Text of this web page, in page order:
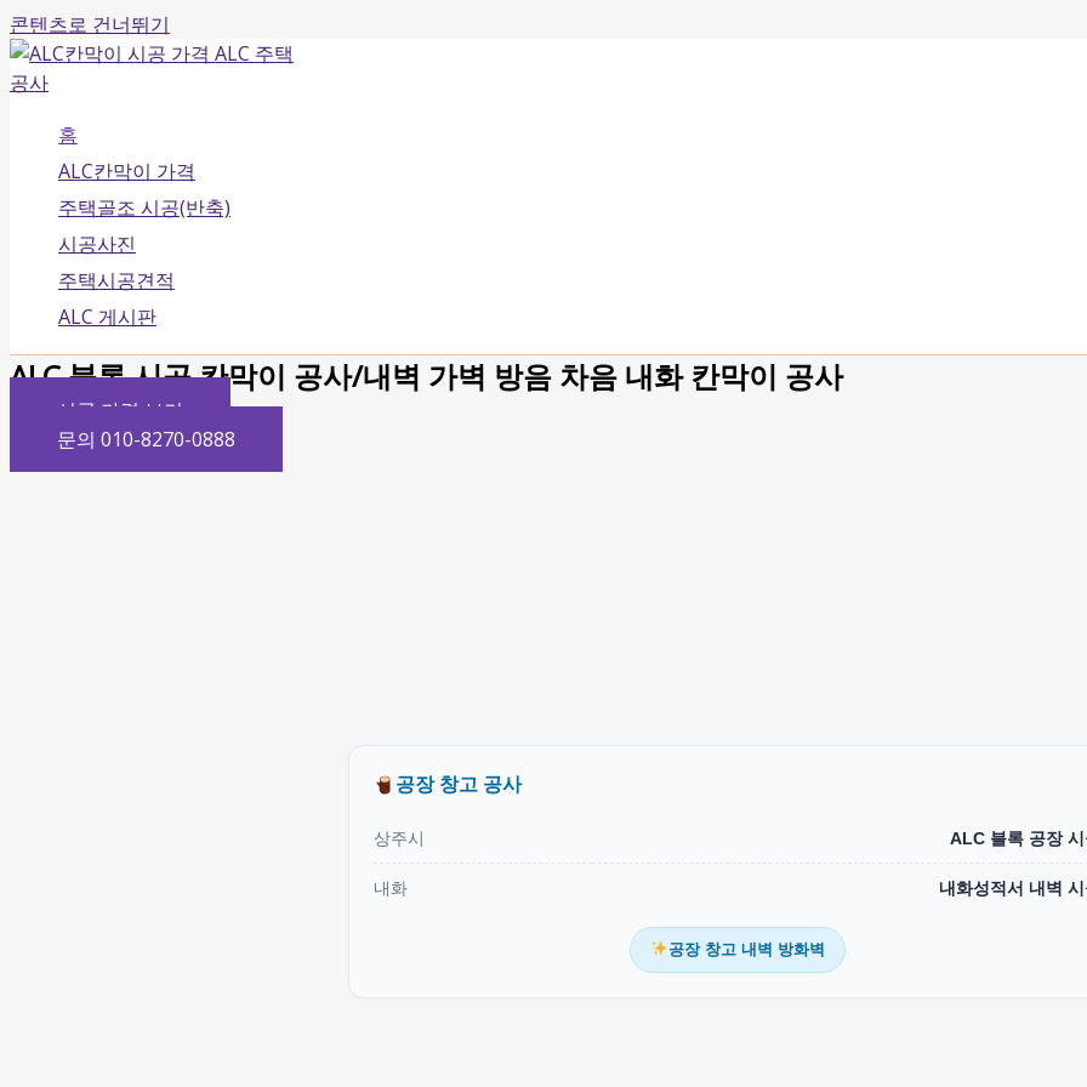
콘텐츠로 건너뛰기
홈
ALC칸막이 가격
주택골조 시공(반축)
시공사진
주택시공견적
ALC 게시판
ALC 블록 시공 칸막이 공사/내벽 가벽 방음 차음 내화 칸막이 공사
시공 가격 보기
문의 010-8270-0888
공장 창고 공사
상주시 ALC 블록 공장
내화 내화성적서 내벽
공장 창고 내벽 방화벽